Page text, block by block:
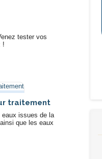
tester vos
!
traitement
eaux issues de la
que les eaux